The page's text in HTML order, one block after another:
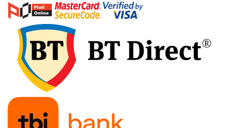
Kit Frână Hidraulică
Franare Trotineta Electrica
Aparatori Noroi Trotineta Electrica
Electrice Diverse, Contacte,
Butoane
Lumini Trotinete Electrice
Piese Kugoo
Kukirin M4 MAX
Kukirin S1 MAX 2025-2026
KuKirin G2